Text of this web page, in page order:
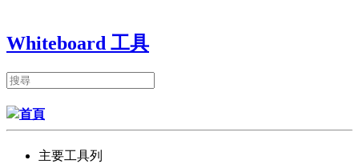
Whiteboard 工具
首頁
主要工具列